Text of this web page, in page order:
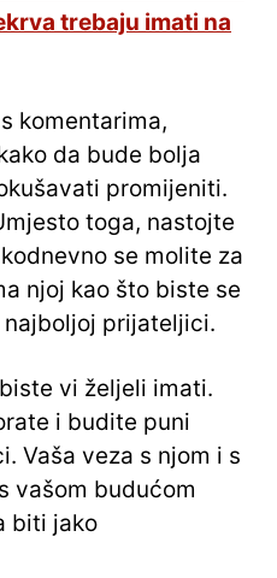
trebaju imati na
komentarima,
da bude bolja
promijeniti.
toga, nastojte
se molite za
njoj kao što biste se
prijateljici.
vi željeli imati.
i budite puni
Vaša veza s njom i s
vašom budućom
biti jako